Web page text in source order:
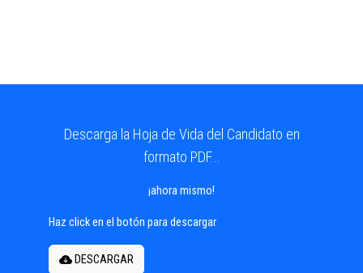
Descarga la Hoja de Vida del Candidato en
formato PDF...
¡ahora mismo!
Haz click en el botón para descargar
DESCARGAR